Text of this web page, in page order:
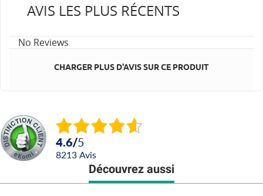
AVIS LES PLUS RÉCENTS
No Reviews
CHARGER PLUS D'AVIS SUR CE PRODUIT
4.6/5
8213 avis
Découvrez aussi